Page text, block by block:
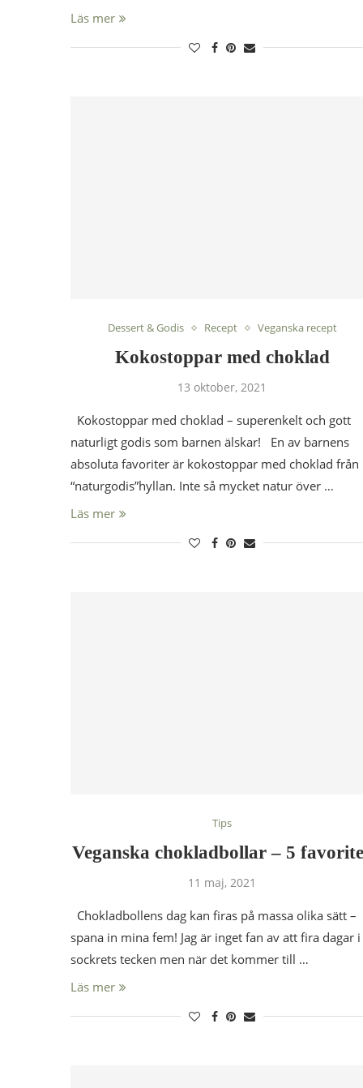
Läs mer
Dessert & Godis Recept Veganska recept
Kokostoppar med choklad
13 oktober, 2021
Kokostoppar med choklad – superenkelt och gott
naturligt godis som barnen älskar! En av barnens
absoluta favoriter är kokostoppar med choklad från
“naturgodis”hyllan. Inte så mycket natur över …
Läs mer
Tips
Veganska chokladbollar – 5
11 maj, 2021
Chokladbollens dag kan firas på massa olika sätt –
spana in mina fem! Jag är inget fan av att fira dagar i
sockrets tecken men när det kommer till …
Läs mer